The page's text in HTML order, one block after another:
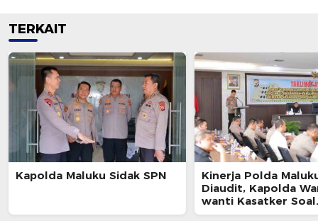
TERKAIT
Kapolda Maluku Sidak SPN
Kinerja Polda
Diaudit, Kapolda
wanti Kasatker Soal
Temuan Berulang